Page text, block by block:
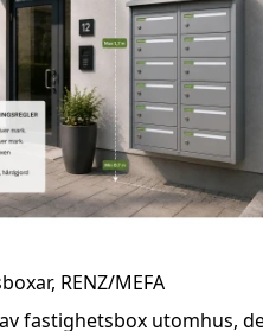
Rottner Parcel
kr 3 195,00 kr
, RENZ/MEFA
fastighetsbox utomhus,